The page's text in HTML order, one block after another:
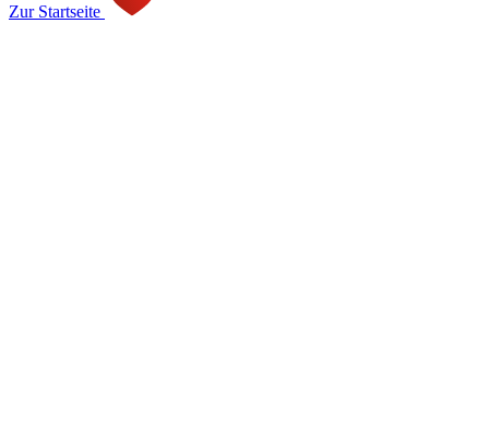
Zur Startseite